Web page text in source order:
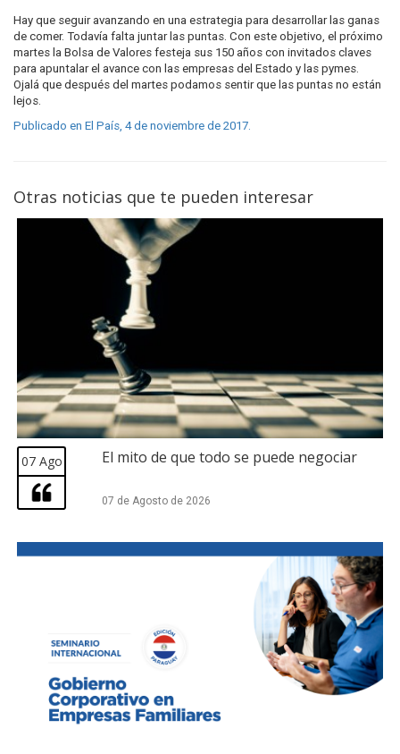
Hay que seguir avanzando en una estrategia para desarrollar las ganas
de comer. Todavía falta juntar las puntas. Con este objetivo, el próximo
martes la Bolsa de Valores festeja sus 150 años con invitados claves
para apuntalar el avance con las empresas del Estado y las pymes.
Ojalá que después del martes podamos sentir que las puntas no están
lejos.
Publicado en El País, 4 de noviembre de 2017.
Otras noticias que te pueden interesar
07 Ago El mito de que todo se puede negociar
07 de Agosto de 2026